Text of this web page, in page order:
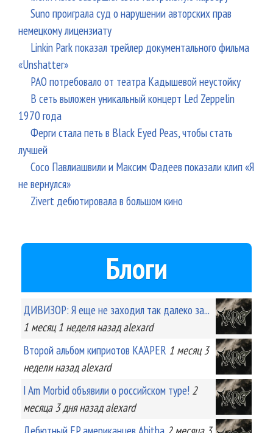
Suno проиграла суд о нарушении авторских прав
немецкому лицензиату
Linkin Park показал трейлер документального фильма
«Unshatter»
РАО потребовало от театра Кадышевой неустойку
В сеть выложен уникальный концерт Led Zeppelin
1970 года
Ферги стала петь в Black Eyed Peas, чтобы стать
лучшей
Сосо Павлиашвили и Максим Фадеев показали клип «Я
не вернулся»
Zivert дебютировала в большом кино
Блоги
ДИВИЗОР: Я еще не заходил так далеко за...
1 месяц 1 неделяназад alexard
Второй альбом киприотов KA'APER 1 месяц 3
неделиназад alexard
I Am Morbid объявили о российском туре! 2
месяца 3 дняназад alexard